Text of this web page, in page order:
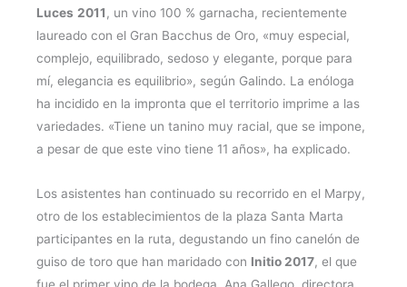
Luces 2011 , un vino 100 % garnacha, recientemente
laureado con el Gran Bacchus de Oro, «muy especial,
complejo, equilibrado, sedoso y elegante, porque para
mí, elegancia es equilibrio», según Galindo. La enóloga
ha incidido en la impronta que el territorio imprime a las
variedades. «Tiene un tanino muy racial, que se impone,
a pesar de que este vino tiene 11 años», ha explicado.
Los asistentes han continuado su recorrido en el Marpy,
otro de los establecimientos de la plaza Santa Marta
participantes en la ruta, degustando un fino canelón de
guiso de toro que han maridado con Initio 2017, el que
fue el primer vino de la bodega. Ana Gallego, directora